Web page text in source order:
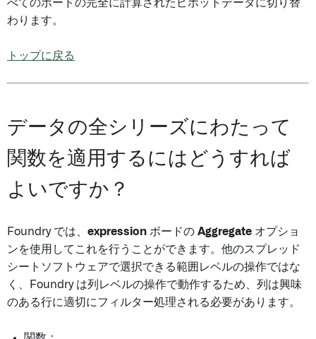
べてのボードの完全に計算されたピボットデータに切り替
わります。
トップに戻る
データの全シリーズにわたって
関数を適用するにはどうすれば
よいですか？
Foundry では、 expression ボードの Aggregate オプショ
ンを使用してこれを行うことができます。他のスプレッド
シートソフトウェアで選択できる範囲レベルの操作ではな
く、Foundry は列レベルの操作で動作するため、列は興味
のある行に適切にフィルター処理される必要があります。